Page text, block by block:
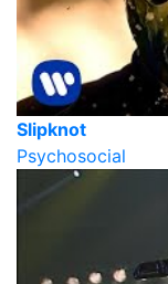
Slipknot
Psychosocial